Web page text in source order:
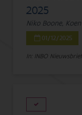
2025
Niko Boone,
01/12/2025
In: INBO Nieuwsbrief